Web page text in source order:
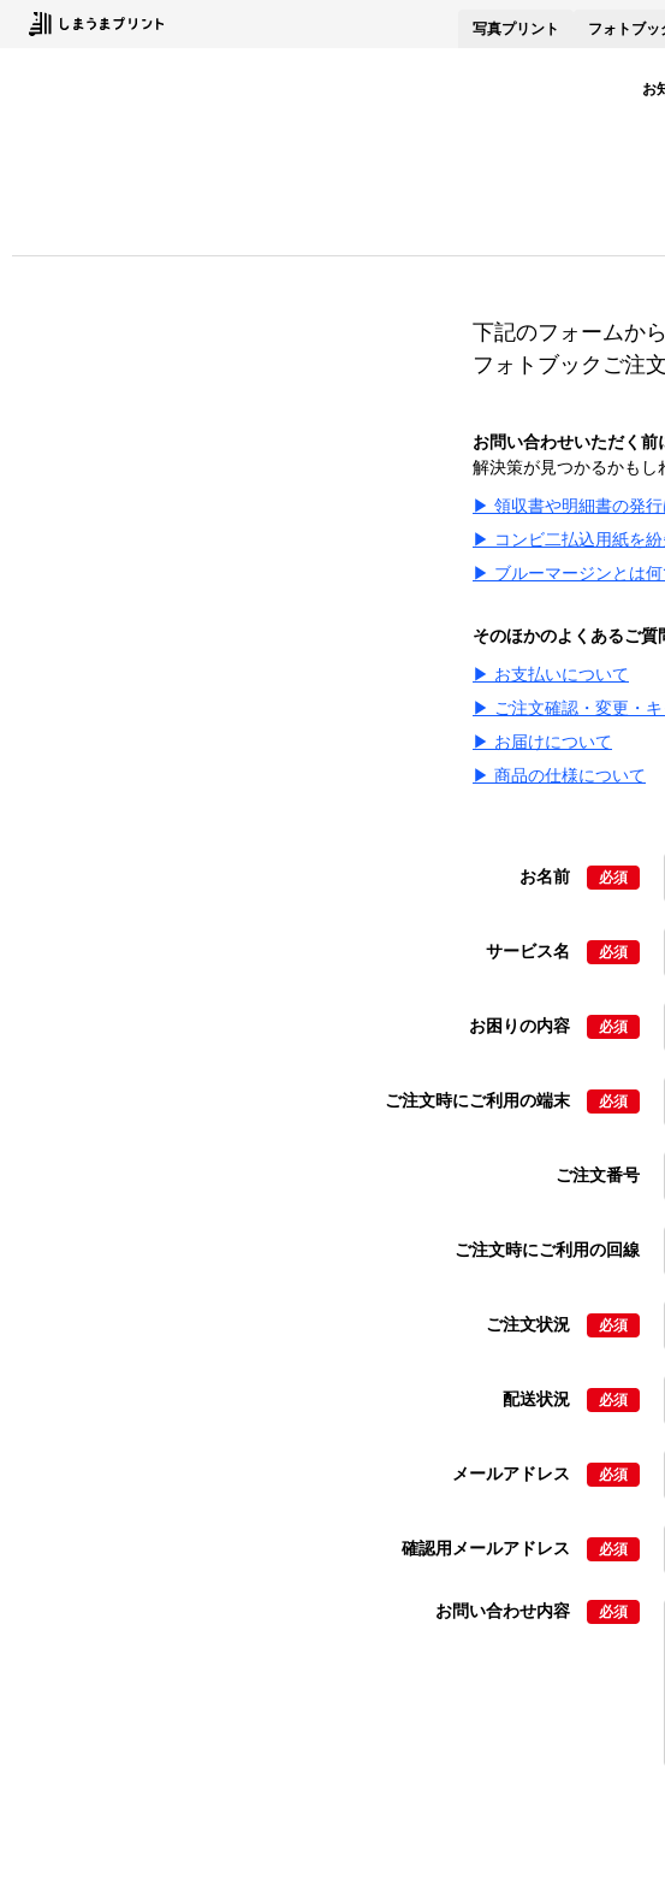
写真プリント フォトブッ
お
下記のフォームか
フォトブックご注
お問い合わせいただく前
解決策が見つかるかもし
▶ 領収書や明細書の発行
▶ コンビ二払込用紙を紛
▶ ブルーマージンとは何
そのほかのよくあるご質
▶ お支払いについて
▶ ご注文確認・変更・
▶ お届けについて
▶ 商品の仕様について
お名前 必須
サービス名 必須
お困りの内容 必須
ご注文時にご利用の端末 必須
ご注文番号
ご注文時にご利用の回線
ご注文状況 必須
配送状況 必須
メールアドレス 必須
確認用メールアドレス 必須
お問い合わせ内容 必須